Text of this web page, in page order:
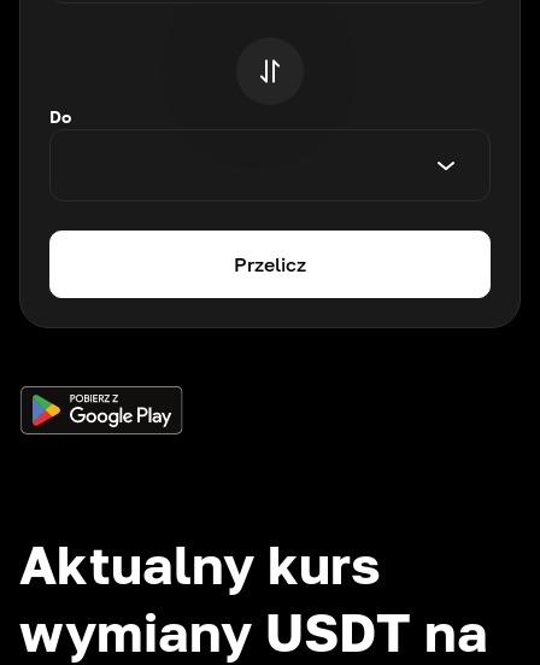
Do
Przelicz
Aktualny kurs
wymiany USDT na